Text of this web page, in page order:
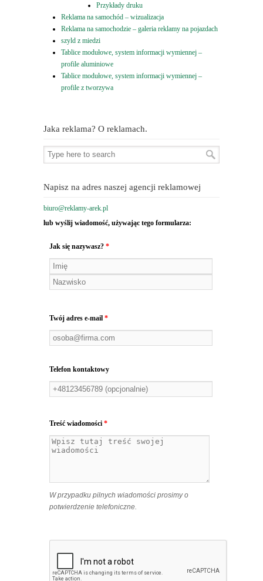
Przykłady druku
Reklama na samochód – wizualizacja
Reklama na samochodzie – galeria reklamy na pojazdach
szyld z miedzi
Tablice modułowe, system informacji wymiennej –
profile aluminiowe
Tablice modułowe, system informacji wymiennej –
profile z tworzywa
Jaka reklama? O reklamach.
Napisz na adres naszej agencji reklamowej
biuro@reklamy-arek.pl
lub wyślij wiadomość, używając tego formularza:
Jak się nazywasz? *
Twój adres e-mail *
Telefon kontaktowy
Treść wiadomości *
W przypadku pilnych wiadomości prosimy o
potwierdzenie telefoniczne.